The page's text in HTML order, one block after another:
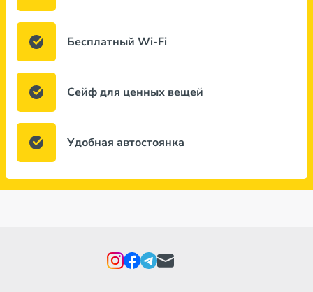
Бесплатный Wi-Fi
Сейф для ценных вещей
Удобная автостоянка